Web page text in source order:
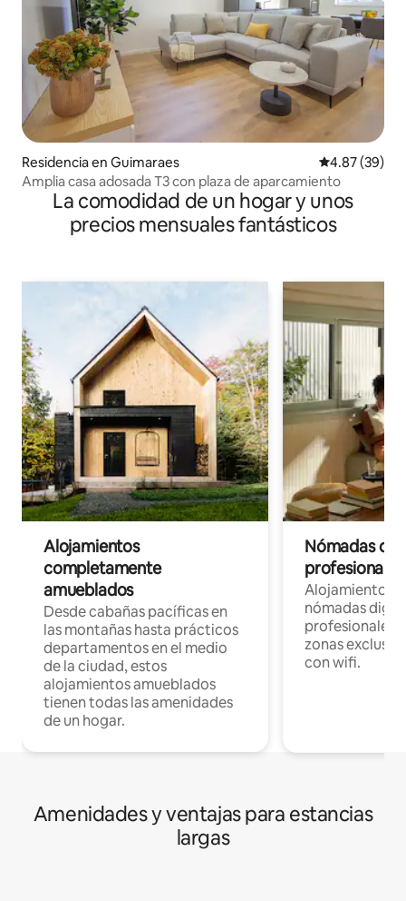
Residencia en Guimaraes Calificación
4.87 (39)
Amplia casa adosada T3 con plaza de aparcamiento
La comodidad de un hogar y unos
precios mensuales fantásticos
Alojamientos
completamente
amueblados
Desde cabañas pacíficas en
las montañas hasta prácticos
departamentos en el medio
de la ciudad, estos
alojamientos amueblados
tienen todas las amenidades
de un hogar.
Nómadas
Alojamientos
nómadas
profesionales
zonas
con wifi.
Amenidades y ventajas para estancias
largas